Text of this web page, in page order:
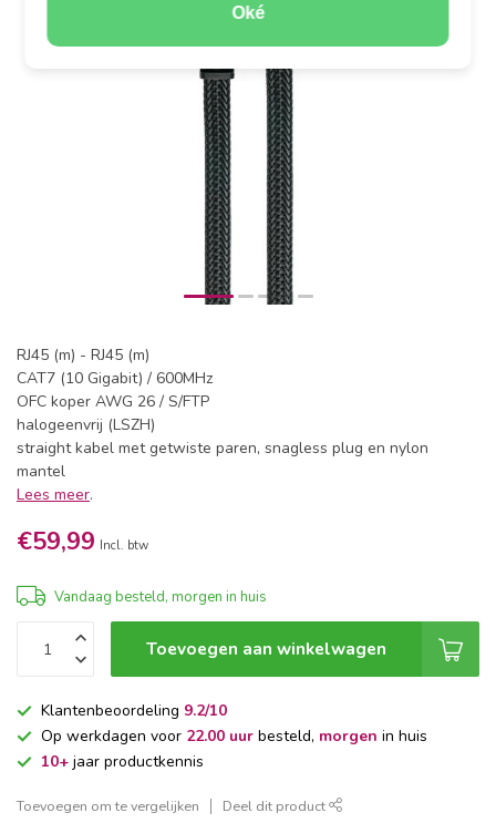
Oké
RJ45 (m) - RJ45 (m)
CAT7 (10 Gigabit) / 600MHz
OFC koper AWG 26 / S/FTP
halogeenvrij (LSZH)
straight kabel met getwiste paren, snagless plug en nylon
mantel
Lees meer.
€59,99 Incl. btw
Vandaag besteld, morgen in huis
Toevoegen aan winkelwagen
Klantenbeoordeling 9.2/10
Op werkdagen voor 22.00 uur besteld, morgen in huis
10+ jaar productkennis
Toevoegen om te vergelijken Deel dit product